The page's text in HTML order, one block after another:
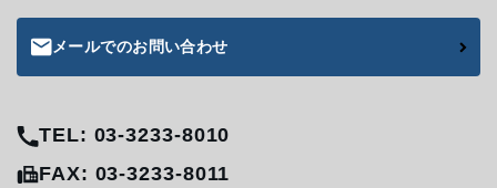
メールでのお問い合わせ
TEL: 03-3233-8010
FAX: 03-3233-8011